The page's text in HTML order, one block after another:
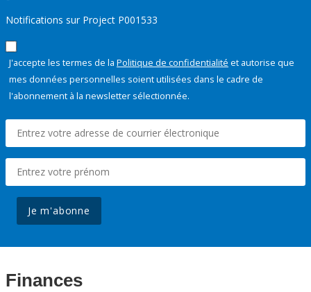
Notifications sur Project P001533
J'accepte les termes de la Politique de confidentialité et autorise que
mes données personnelles soient utilisées dans le cadre de
l'abonnement à la newsletter sélectionnée.
Je m'abonne
Finances